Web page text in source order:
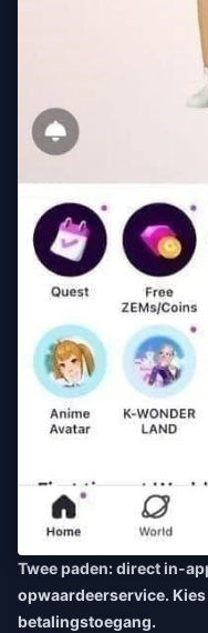
Twee paden: direct in-
opwaardeerservice.
betalingstoegang.